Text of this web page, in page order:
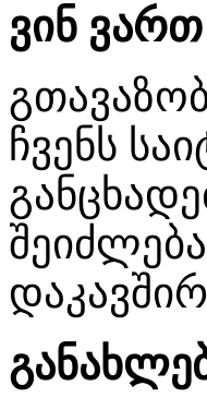
ვინ ვართ
ჩვენს